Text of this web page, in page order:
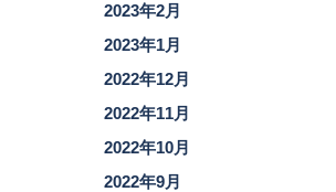
2023年2月
2023年1月
2022年12月
2022年11月
2022年10月
2022年9月